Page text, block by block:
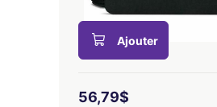
Ajouter
56,79$